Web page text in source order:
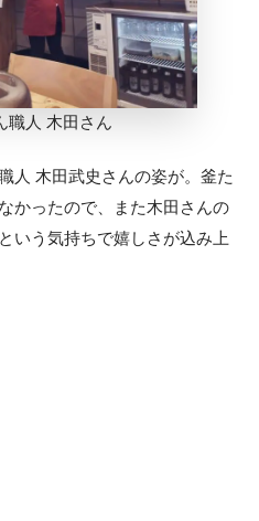
職人 木田さん
人 木田武史さんの姿が。釜た
かったので、また木田さんの
いう気持ちで嬉しさが込み上